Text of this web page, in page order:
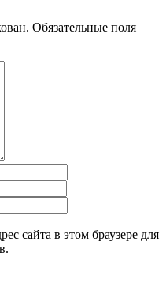
Обязательные поля
сайта в этом браузере для